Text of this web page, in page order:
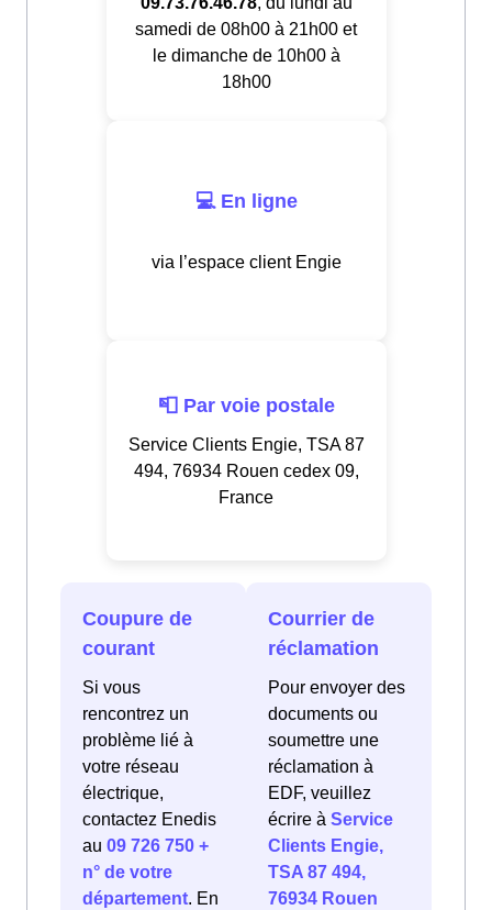
samedi de 08h00 à 21h00 et
le dimanche de 10h00 à
18h00
💻 En ligne
via l’espace client Engie
📮 Par voie postale
Service Clients Engie, TSA 87
494, 76934 Rouen cedex 09,
France
Coupure de
courant
Si vous
rencontrez un
problème lié à
votre réseau
électrique,
contactez Enedis
au 09 726 750 +
n° de votre
département. En
Courrier de
réclamation
Pour envoyer des
documents ou
soumettre une
réclamation à
EDF, veuillez
écrire à Service
Clients Engie,
TSA 87 494,
76934 Rouen